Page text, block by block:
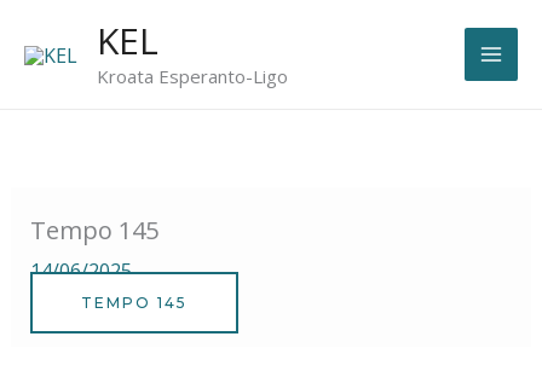
KEL
Kroata Esperanto-Ligo
Tempo 145
14/06/2025
TEMPO 145